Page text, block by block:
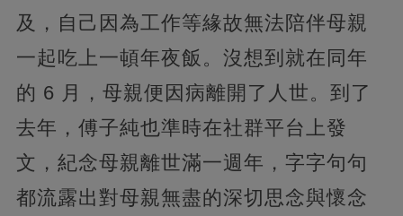
及，自己因為工作等緣故無法陪伴母親
一起吃上一頓年夜飯。沒想到就在同年
的 6 月，母親便因病離開了人世。到了
去年，傅子純也準時在社群平台上發
文，紀念母親離世滿一週年，字字句句
都流露出對母親無盡的深切思念與懷念